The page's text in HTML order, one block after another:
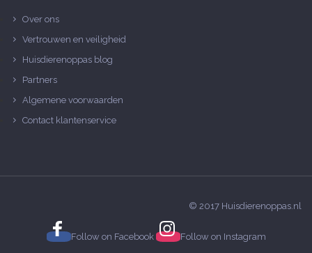
Over ons
Vertrouwen en veiligheid
Huisdierenoppas blog
Partners
Algemene voorwaarden
Contact klantenservice
© 2017 Huisdierenoppas.nl
Follow on Facebook Follow on Instagram